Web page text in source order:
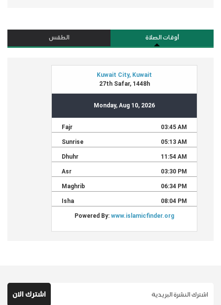
أوقات الصلاة الطقس